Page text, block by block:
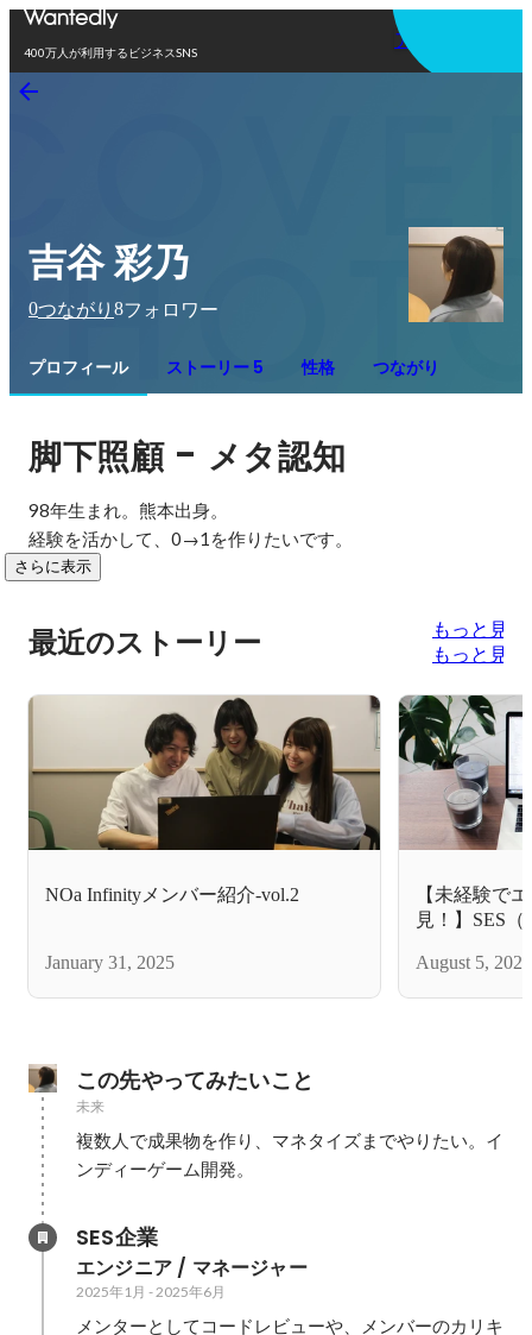
400万人が利用するビジネスSNS
アプリを使う
吉谷 彩乃
0つながり 8フォロワー
プロフィール ストーリー 5 性格 つながり
脚下照顧 - メタ認知
98年生まれ。熊本出身。
経験を活かして、0→1を作りたいです。
さらに表示
最近のストーリー
もっと見る
もっと見る
NOa Infinityメンバー紹介-vol.2
January 31, 2025
【未経験で
見！】SES
August 5, 2024
この先やってみたいこと
未来
複数人で成果物を作り、マネタイズまでやりたい。イ
ンディーゲーム開発。
SES企業
エンジニア / マネージャー
2025年1月 - 2025年6月
メンターとしてコードレビューや、メンバーのカリキ